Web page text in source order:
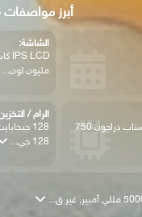
أبرز مواصفات Samsung Galaxy F23
الشاشة:
مليون لون...
كوالكوم SM7225 سناب دراجون 750
الرام /
128 جي...